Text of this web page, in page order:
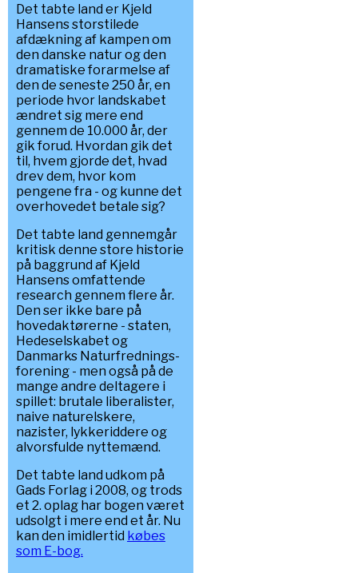
Det tabte land er Kjeld
Hansens storstilede
afdækning af kampen om
den danske natur og den
dramatiske forarmelse af
den de seneste 250 år, en
periode hvor landskabet
ændret sig mere end
gennem de 10.000 år, der
gik forud. Hvordan gik det
til, hvem gjorde det, hvad
drev dem, hvor kom
pengene fra - og kunne det
overhovedet betale sig?
Det tabte land gennemgår
kritisk denne store historie
på baggrund af Kjeld
Hansens omfattende
research gennem flere år.
Den ser ikke bare på
hovedaktørerne - staten,
Hedeselskabet og
Danmarks Naturfrednings-
forening - men også på de
mange andre deltagere i
spillet: brutale liberalister,
naive naturelskere,
nazister, lykkeriddere og
alvorsfulde nyttemænd.
Det tabte land udkom på
Gads Forlag i 2008, og trods
et 2. oplag har bogen været
udsolgt i mere end et år. Nu
kan den imidlertid købes
som E-bog.